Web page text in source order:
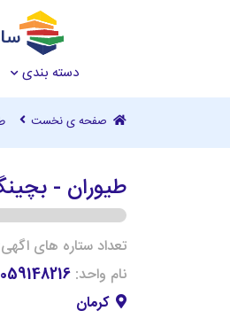
دسته بندی
صفحه ی نخست
طیوران -
تعداد ستاره های
نام واحد:
کرمان